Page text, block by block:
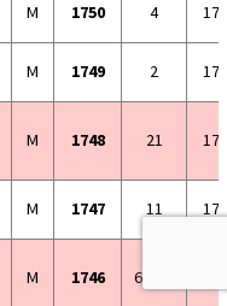
M 1750 4
M 1749 2
M 1748 21
M 1747 11
M 1746 60/71